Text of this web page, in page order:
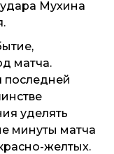
Мухина
матча.
последней
уделять
минуты матча
желтых.